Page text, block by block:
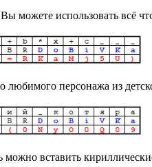
можете использовать всё
любимого персонажа из
можно вставить